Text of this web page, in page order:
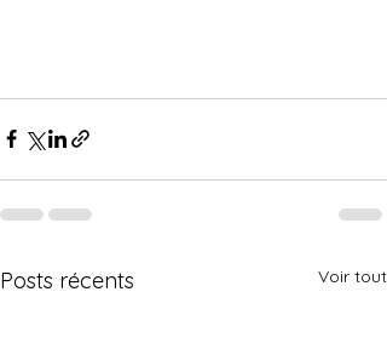
Posts récents Voir tout